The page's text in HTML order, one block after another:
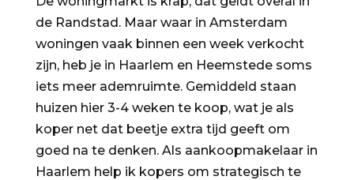
de Randstad. Maar waar in Amsterdam
woningen vaak binnen een week verkocht
zijn, heb je in Haarlem en Heemstede soms
iets meer ademruimte. Gemiddeld staan
huizen hier 3-4 weken te koop, wat je als
koper net dat beetje extra tijd geeft om
goed na te denken. Als aankoopmakelaar in
Haarlem help ik kopers om strategisch te